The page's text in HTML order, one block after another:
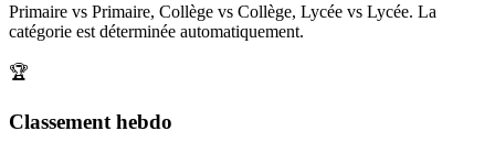
Primaire vs Primaire, Collège vs Collège, Lycée vs Lycée. La
catégorie est déterminée automatiquement.
🏆
Classement hebdo